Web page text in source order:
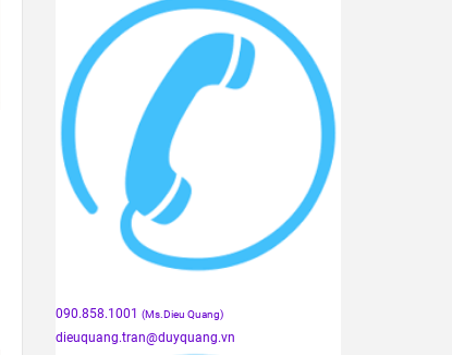
090.858.1001 (Ms.Dieu Quang)
dieuquang.tran@duyquang.vn